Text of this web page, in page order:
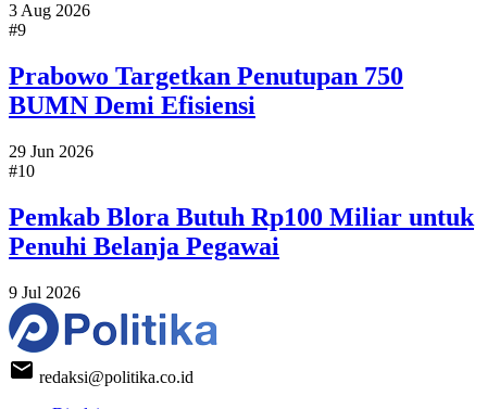
3 Aug 2026
#9
Prabowo Targetkan Penutupan 750
BUMN Demi Efisiensi
29 Jun 2026
#10
Pemkab Blora Butuh Rp100 Miliar untuk
Penuhi Belanja Pegawai
9 Jul 2026
redaksi@politika.co.id